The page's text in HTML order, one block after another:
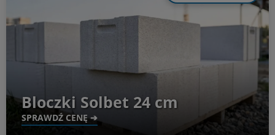
Bloczki Solbet 24 cm
SPRAWDŹ CENĘ ➔